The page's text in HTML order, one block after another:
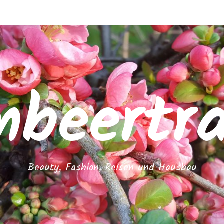
Beauty, Fashion, Reisen und Hausbau